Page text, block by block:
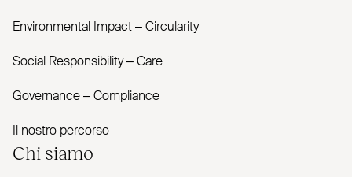
Envi­ronmental Impact – Cir­cularity
Social Responsibility – Care
Governance – Com­pliance
Il nostro percorso
Chi siamo